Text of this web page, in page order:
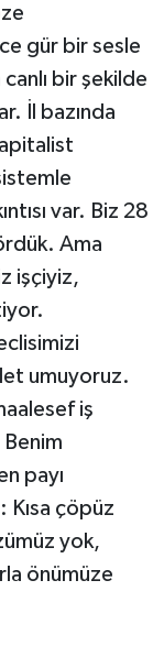
gür bir sesle
bir şekilde
İl bazında
var. Biz 28
Ama
işçiyiz,
umuyoruz.
iş
Benim
payı
Kısa çöpüz
yok,
önümüze